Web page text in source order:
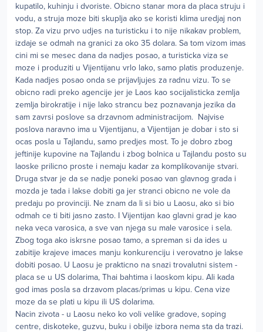
kupatilo, kuhinju i dvoriste. Obicno stanar mora da placa struju i
vodu, a struja moze biti skuplja ako se koristi klima uredjaj non
stop. Za vizu prvo udjes na turisticku i to nije nikakav problem,
izdaje se odmah na granici za oko 35 dolara. Sa tom vizom imas
cini mi se mesec dana da nadjes posao, a turisticka viza se
moze i produziti u Vijentijanu vrlo lako, samo platis produzenje.
Kada nadjes posao onda se prijavljujes za radnu vizu. To se
obicno radi preko agencije jer je Laos kao socijalisticka zemlja
zemlja birokratije i nije lako strancu bez poznavanja jezika da
sam zavrsi poslove sa drzavnom administracijom. Najvise
poslova naravno ima u Vijentijanu, a Vijentijan je dobar i sto si
ocas posla u Tajlandu, samo predjes most. To je dobro zbog
jeftinije kupovine na Tajlandu i zbog bolnica u Tajlandu posto su
laoske prilicno proste i nemaju kadar za komplikovanije stvari.
Druga stvar je da se nadje poneki posao van glavnog grada i
mozda je tada i lakse dobiti ga jer stranci obicno ne vole da
predaju po provinciji. Ne znam da li si bio u Laosu, ako si bio
odmah ce ti biti jasno zasto. I Vijentijan kao glavni grad je kao
neka veca varosica, a sve van njega su male varosice i sela.
Zbog toga ako iskrsne posao tamo, a spreman si da ides u
zabitije krajeve imaces manju konkurenciju i verovatno je lakse
dobiti posao. U Laosu je prakticno na snazi trovalutni sistem -
placa se u US dolarima, Thai bahtima i laoskom kipu. Ali kada
god imas posla sa drzavom placas/primas u kipu. Cena vize
moze da se plati u kipu ili US dolarima.
Nacin zivota - u Laosu neko ko voli velike gradove, soping
centre, diskoteke, guzvu, buku i obilje izbora nema sta da trazi.